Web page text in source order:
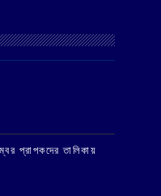
প্রাপকদের তালিকায়